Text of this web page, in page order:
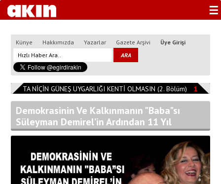
☰
Künye Hakkımızda Yazarlar Gazete Arşivi Üye Girişi
NİÇİN GÜNEŞ UYGARLIĞI KENTİ OLMASIN (2. Bölüm) 11:08:14
Demokrasinin Ve Kalkınmanın "Baba"sı
Süleyman Demirel’in Ardından 11 Yıl